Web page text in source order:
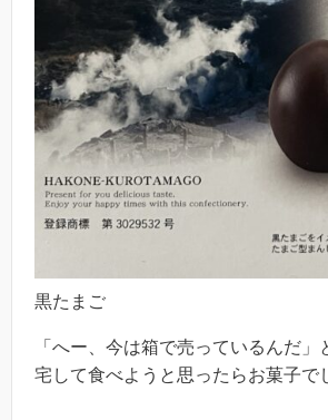
黒たまご
「へー、今は箱で売っているんだ」
宅して食べようと思ったらお菓子で